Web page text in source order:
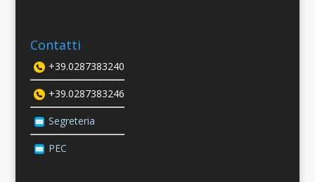
Contatti
+39.0287383240
+39.0287383246
Segreteria
PEC